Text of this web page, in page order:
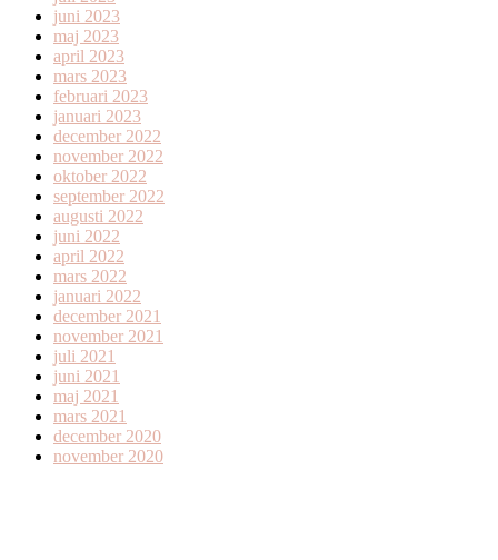
juni 2023
maj 2023
april 2023
mars 2023
februari 2023
januari 2023
december 2022
november 2022
oktober 2022
september 2022
augusti 2022
juni 2022
april 2022
mars 2022
januari 2022
december 2021
november 2021
juli 2021
juni 2021
maj 2021
mars 2021
december 2020
november 2020